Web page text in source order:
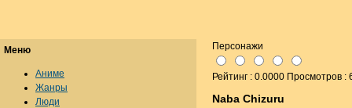
Персонажи
Рейтинг : 0.0000 Просмотров :
Naba Chizuru
Меню
Аниме
Жанры
Люди